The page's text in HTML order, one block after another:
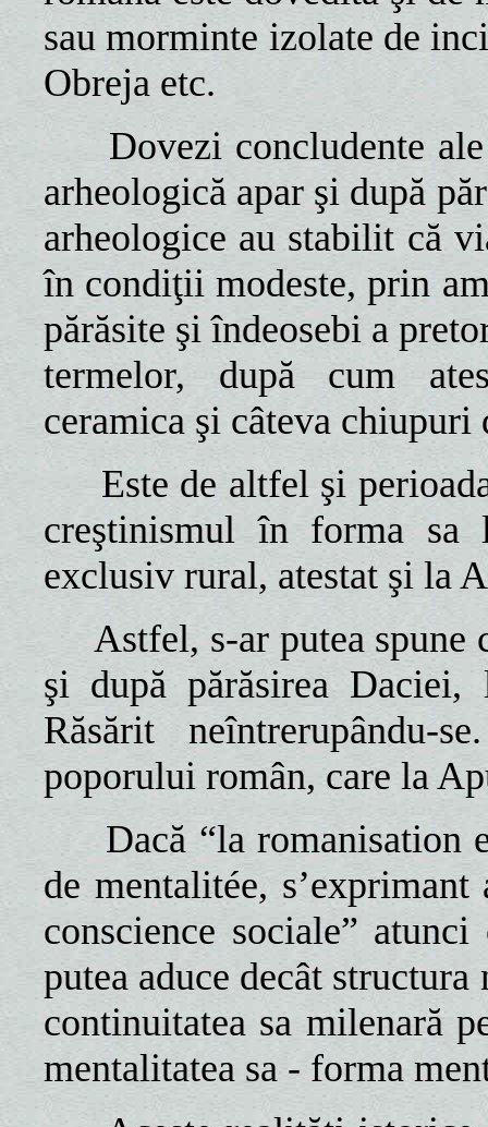
sau morminte izolate de
Obreja etc.
Dovezi concludente ale
arheologică apar şi după
arheologice au stabilit că
în condiţii modeste, prin
părăsite şi îndeosebi a
termelor, după cum
ceramica şi câteva chiupuri
Este de altfel şi perioada
creştinismul în forma
exclusiv rural, atestat şi la
Astfel, s-ar putea spune
şi după părăsirea
Răsărit neîntrerupându-
poporului român, care la
Dacă “la romanisation
de mentalitée,
conscience sociale”
putea aduce decât
continuitatea sa milenară
mentalitatea sa - forma